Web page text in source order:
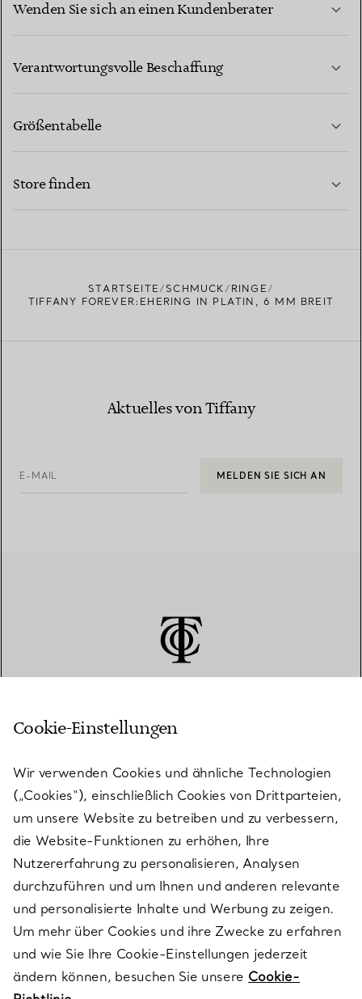
Wenden Sie sich an einen Kundenberater
Verantwortungsvolle Beschaffung
Größentabelle
Store finden
STARTSEITE SCHMUCK
RINGE
TIFFANY FOREVER:EHERING IN PLATIN, 6 MM BREIT
Aktuelles von Tiffany
E-MAIL MELDEN SIE SICH AN
KUNDENSERVICE
SERVICES
ÜBER TIFFANY & CO.
RECHTLICHE HINWEISE
Cookie-Einstellungen
Wir verwenden Cookies und ähnliche Technologien
(„Cookies“), einschließlich Cookies von Drittparteien,
um unsere Website zu betreiben und zu verbessern,
die Website-Funktionen zu erhöhen, Ihre
Nutzererfahrung zu personalisieren, Analysen
durchzuführen und um Ihnen und anderen relevante
und personalisierte Inhalte und Werbung zu zeigen.
Um mehr über Cookies und ihre Zwecke zu erfahren
und wie Sie Ihre Cookie-Einstellungen jederzeit
ändern können, besuchen Sie unsere Cookie-